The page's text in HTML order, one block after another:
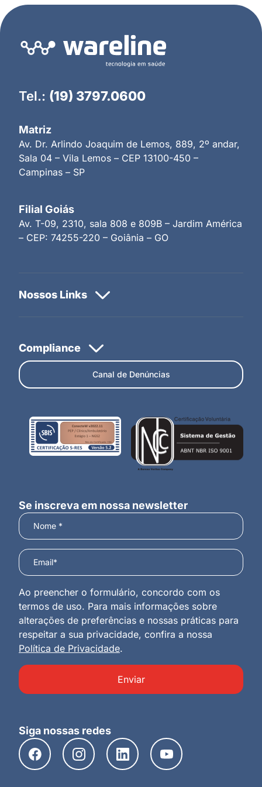
Tel.: (19) 3797.0600
Matriz
Av. Dr. Arlindo Joaquim de Lemos, 889, 2º andar,
Sala 04 – Vila Lemos – CEP 13100-450 –
Campinas – SP
Filial Goiás
Av. T-09, 2310, sala 808 e 809B – Jardim América
– CEP: 74255-220 – Goiânia – GO
Canal de Denúncias
Se inscreva em nossa newsletter
Ao preencher o formulário, concordo com os
termos de uso. Para mais informações sobre
alterações de preferências e nossas práticas para
respeitar a sua privacidade, confira a nossa
Política de Privacidade.
Enviar
Siga nossas redes